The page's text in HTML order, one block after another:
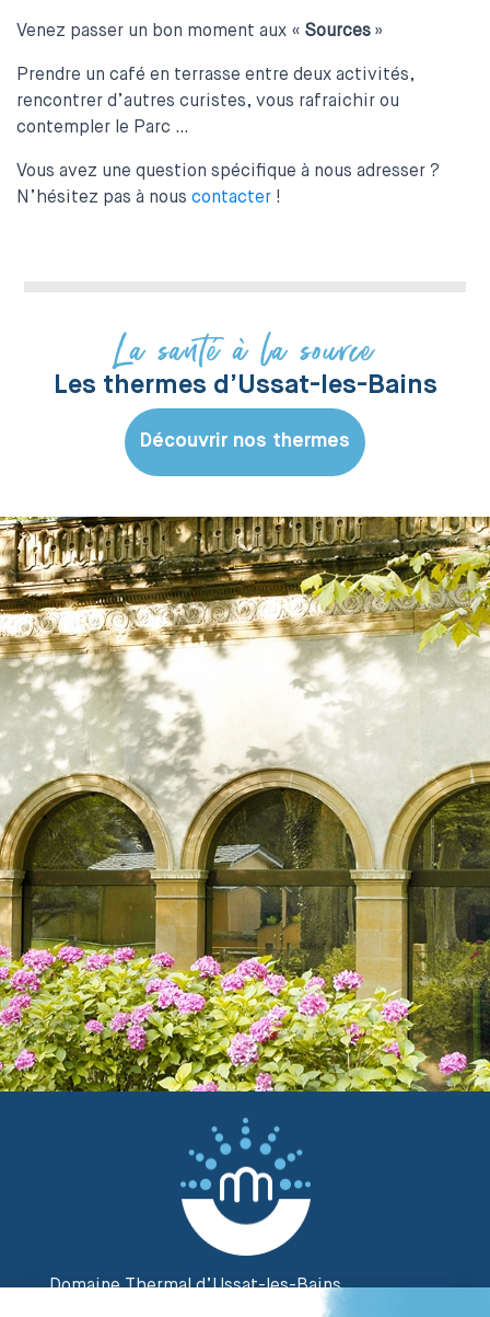
Venez passer un bon moment aux « Sources »
Prendre un café en terrasse entre deux activités,
rencontrer d’autres curistes, vous rafraichir ou
contempler le Parc …
Vous avez une question spécifique à nous adresser ?
N’hésitez pas à nous contacter !
La santé à la source
Les thermes d’Ussat-les-Bains
Découvrir nos thermes
Domaine Thermal d’Ussat-les-Bains